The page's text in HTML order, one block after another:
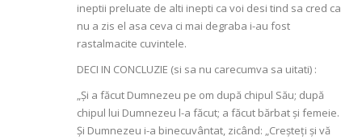
ineptii preluate de alti inepti ca voi desi tind sa cred ca
nu a zis el asa ceva ci mai degraba i-au fost
rastalmacite cuvintele.
DECI IN CONCLUZIE (si sa nu carecumva sa uitati) :
„Şi a făcut Dumnezeu pe om după chipul Său; după
chipul lui Dumnezeu l-a făcut; a făcut bărbat şi femeie.
Şi Dumnezeu i-a binecuvântat, zicând: „Creşteţi şi vă